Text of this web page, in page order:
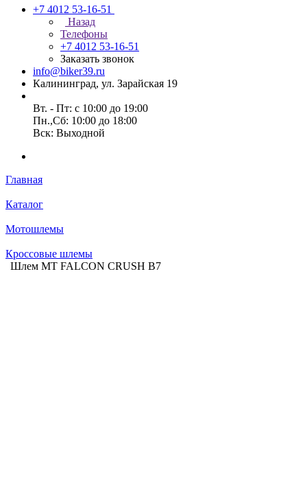
+7 4012 53-16-51
Назад
Телефоны
+7 4012 53-16-51
Заказать звонок
info@biker39.ru
Калининград, ул. Зарайская 19
Вт. - Пт: с 10:00 до 19:00
Пн.,Сб: 10:00 до 18:00
Вск: Выходной
Главная
Каталог
Мотошлемы
Кроссовые шлемы
Шлем MT FALCON CRUSH B7